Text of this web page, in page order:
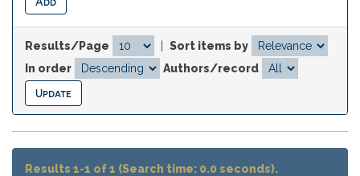
Results/Page
Sort items by
In order
Authors/record
Results 1-1 of 1 (Search time: 0.0 seconds).